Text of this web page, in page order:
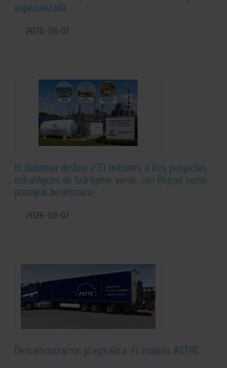
especializada
2026-08-07
El Gobierno destina 233 millones a tres proyectos
estratégicos de hidrógeno verde, con Repsol como
principal beneficiario
2026-08-07
Descarbonización pragmática: El modelo ASTRE